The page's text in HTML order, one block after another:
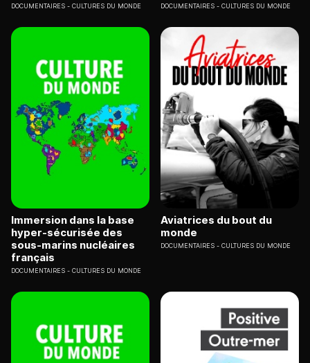
DOCUMENTAIRES CULTURES DU MONDE DOCUMENTAIRES CULTURES DU MONDE
Immersion dans la base
hyper-sécurisée des
sous-marins nucléaires
français
DOCUMENTAIRES CULTURES DU MONDE
Aviatrices du bout du
monde
DOCUMENTAIRES CULTURES DU MONDE